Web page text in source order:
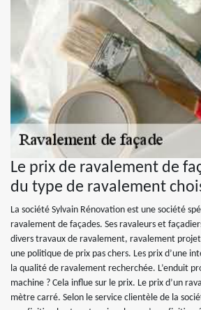
Le prix de ravalement de
du type de ravalement
La société Sylvain Rénovation est une société
ravalement de façades. Ses ravaleurs et
divers travaux de ravalement, ravalement
une politique de prix pas chers. Les prix d’une
la qualité de ravalement recherchée. L’enduit
machine ? Cela influe sur le prix. Le prix d’un
mètre carré. Selon le service clientèle de la